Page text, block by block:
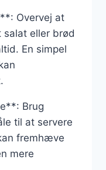
Overvej at
salat eller brød
En simpel
Brug
til at servere
fremhæve
mere